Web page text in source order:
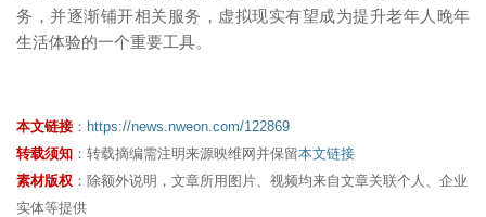
务，并逐渐铺开相关服务，虚拟现实有望成为提升老年人晚年
生活体验的一个重要工具。
本文链接 ： https://news.nweon.com/122869
转载须知 ：转载摘编需注明来源映维网并保留本文链接
素材版权 ：除额外说明，文章所用图片、视频均来自文章关联个人、企业
实体等提供